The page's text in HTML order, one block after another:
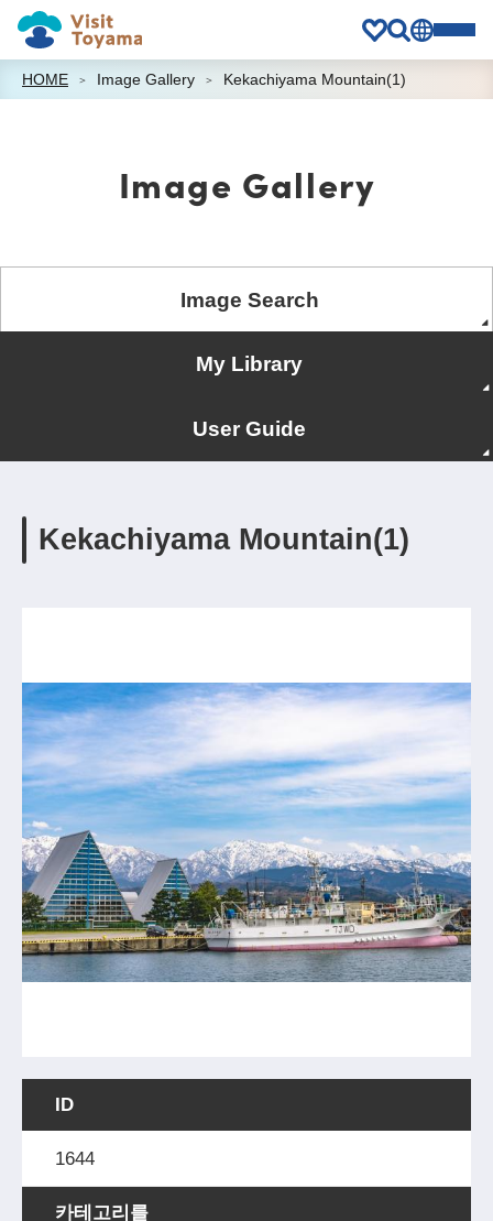
HOME Image Gallery Kekachiyama Mountain(1)
Image Gallery
Image Search
My Library
User Guide
Kekachiyama Mountain(1)
ID
1644
카테고리를